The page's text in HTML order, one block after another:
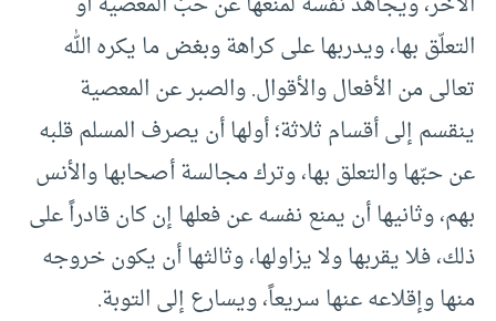
التعلّق بها، ويدربها على كراهة وبغض ما يكره الله
تعالى من الأفعال والأقوال. والصبر عن المعصية
ينقسم إلى أقسام ثلاثة؛ أولها أن يصرف المسلم قلبه
عن حبّها والتعلق بها، وترك مجالسة أصحابها والأنس
بهم، وثانيها أن يمنع نفسه عن فعلها إن كان قادراً على
ذلك، فلا يقربها ولا يزاولها، وثالثها أن يكون خروجه
منها وإقلاعه عنها سريعاً، ويسارع إلى التوبة.